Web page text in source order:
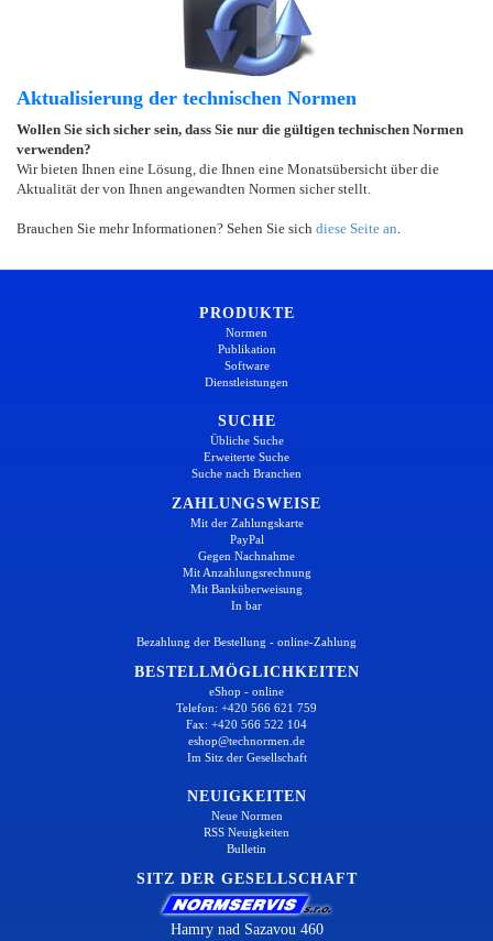
Aktualisierung der technischen Normen
Wollen Sie sich sicher sein, dass Sie nur die gültigen technischen Normen
verwenden?
Wir bieten Ihnen eine Lösung, die Ihnen eine Monatsübersicht über die
Aktualität der von Ihnen angewandten Normen sicher stellt.
Brauchen Sie mehr Informationen? Sehen Sie sich diese Seite an
PRODUKTE
Normen
Publikation
Software
Dienstleistungen
SUCHE
Übliche Suche
Erweiterte Suche
Suche nach Branchen
ZAHLUNGSWEISE
Mit der Zahlungskarte
PayPal
Gegen Nachnahme
Mit Anzahlungsrechnung
Mit Banküberweisung
In bar
Bezahlung der Bestellung - online-Zahlung
BESTELLMÖGLICHKEITEN
eShop - online
Telefon: +420 566 621 759
Fax: +420 566 522 104
eshop@technormen.de
Im Sitz der Gesellschaft
NEUIGKEITEN
Neue Normen
RSS Neuigkeiten
Bulletin
SITZ DER GESELLSCHAFT
Hamry nad Sazavou 460